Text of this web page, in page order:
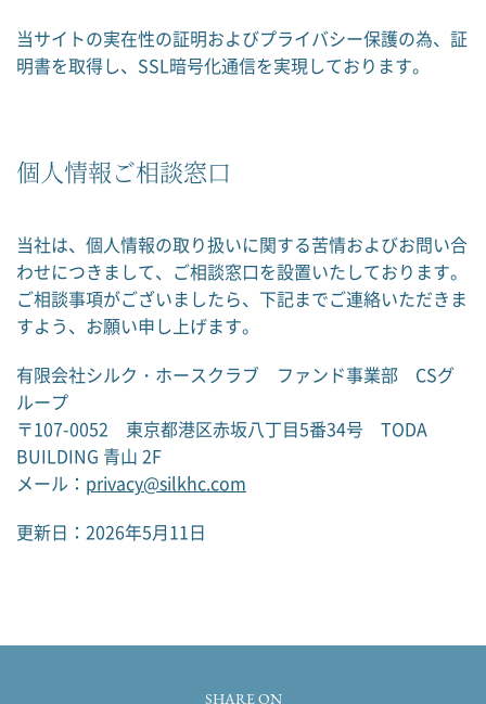
当サイトの実在性の証明およびプライバシー保護の為、証
明書を取得し、SSL暗号化通信を実現しております。
個人情報ご相談窓口
当社は、個人情報の取り扱いに関する苦情およびお問い合
わせにつきまして、ご相談窓口を設置いたしております。
ご相談事項がございましたら、下記までご連絡いただきま
すよう、お願い申し上げます。
有限会社シルク・ホースクラブ ファンド事業部 CSグ
ループ
〒107-0052 東京都港区赤坂八丁目5番34号 TODA
BUILDING 青山 2F
メール： privacy@silkhc.com
更新日： 2026年5月11日
SHARE ON